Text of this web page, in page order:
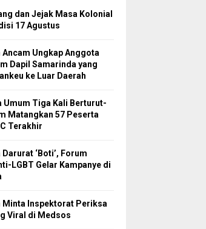
dan Jejak Masa Kolonial
17 Agustus
Ancam Ungkap Anggota
Dapil Samarinda yang
ke Luar Daerah
Umum Tiga Kali Berturut-
Matangkan 57 Peserta
Terakhir
‘Boti’, Forum
LGBT Gelar Kampanye di
Minta Inspektorat Periksa
Viral di Medsos